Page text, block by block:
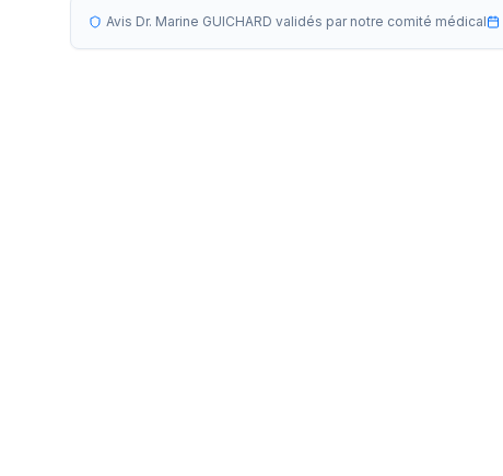
Avis Dr. Marine GUICHARD validés par notre comité médical